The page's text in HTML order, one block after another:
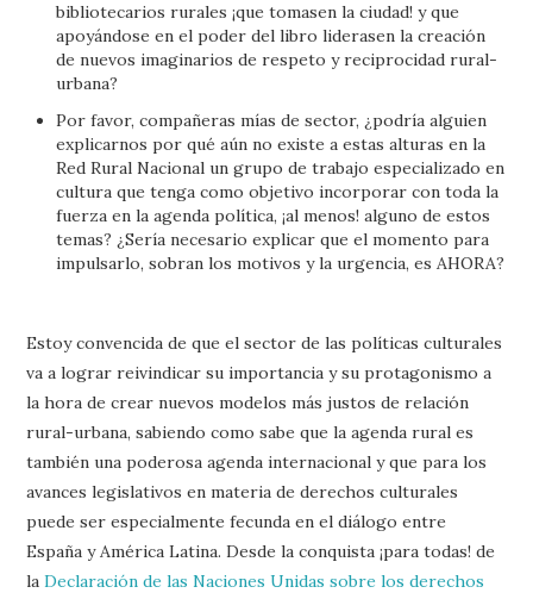
bibliotecarios rurales ¡que tomasen la ciudad! y que
apoyándose en el poder del libro liderasen la creación
de nuevos imaginarios de respeto y reciprocidad rural-
urbana?
Por favor, compañeras mías de sector, ¿podría alguien
explicarnos por qué aún no existe a estas alturas en la
Red Rural Nacional un grupo de trabajo especializado en
cultura que tenga como objetivo incorporar con toda la
fuerza en la agenda política, ¡al menos! alguno de estos
temas? ¿Sería necesario explicar que el momento para
impulsarlo, sobran los motivos y la urgencia, es AHORA?
Estoy convencida de que el sector de las políticas culturales
va a lograr reivindicar su importancia y su protagonismo a
la hora de crear nuevos modelos más justos de relación
rural-urbana, sabiendo como sabe que la agenda rural es
también una poderosa agenda internacional y que para los
avances legislativos en materia de derechos culturales
puede ser especialmente fecunda en el diálogo entre
España y América Latina. Desde la conquista ¡para todas! de
laDeclaración de las Naciones Unidas sobre los derechos